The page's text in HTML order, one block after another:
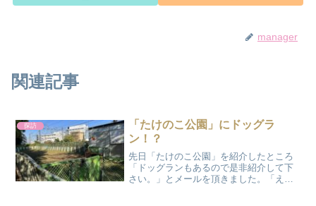
manager
関連記事
探訪
「たけのこ公園」にドッグラ
ン！？
先日「たけのこ公園」を紹介したところ
「ドッグランもあるので是非紹介して下
さい。」とメールを頂きました。「え